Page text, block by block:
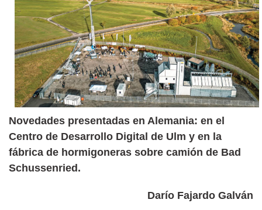
Novedades presentadas en Alemania: en el
Centro de Desarrollo Digital de Ulm y en la
fábrica de hormigoneras sobre camión de Bad
Schussenried.
Darío Fajardo Galván